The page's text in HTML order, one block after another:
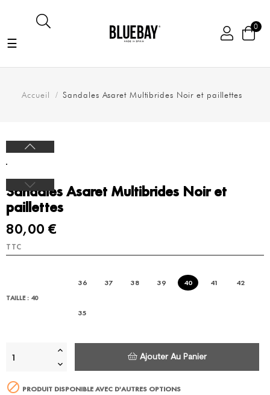
0
Basculer
navigation
☰
Accueil Sandales Asaret Multibrides Noir et paillettes
Sandales Asaret Multibrides Noir et
paillettes
80,00 €
TTC
TAILLE : 40
36 37 38 39 40 41 42
35
Ajouter Au Panier
 PRODUIT DISPONIBLE AVEC D'AUTRES OPTIONS